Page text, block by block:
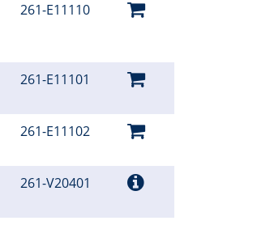
261-E11110
261-E11101
261-E11102
261-V20401